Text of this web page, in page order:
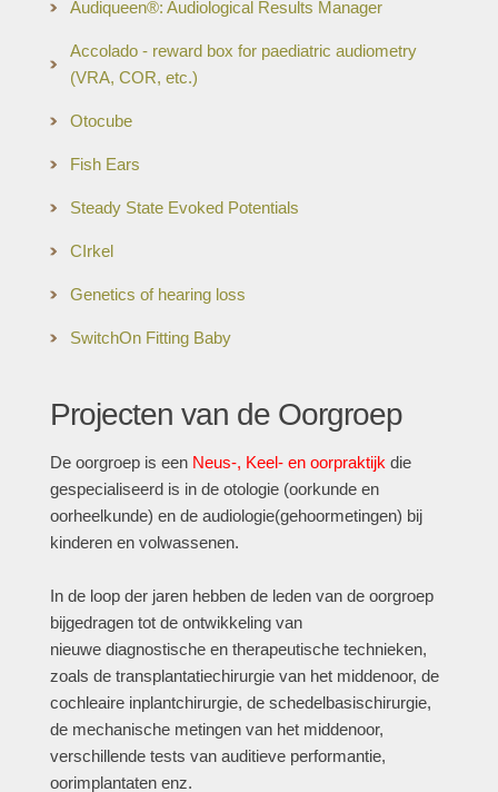
Audiqueen®: Audiological Results Manager
Accolado - reward box for paediatric audiometry
(VRA, COR, etc.)
Otocube
Fish Ears
Steady State Evoked Potentials
CIrkel
Genetics of hearing loss
SwitchOn Fitting Baby
Projecten van de Oorgroep
De oorgroep is een Neus-, Keel- en oorpraktijk die
gespecialiseerd is in de otologie (oorkunde en
oorheelkunde) en de audiologie(gehoormetingen) bij
kinderen en volwassenen.
In de loop der jaren hebben de leden van de oorgroep
bijgedragen tot de ontwikkeling van
nieuwe diagnostische en therapeutische technieken,
zoals de transplantatiechirurgie van het middenoor, de
cochleaire inplantchirurgie, de schedelbasischirurgie,
de mechanische metingen van het middenoor,
verschillende tests van auditieve performantie,
oorimplantaten enz.